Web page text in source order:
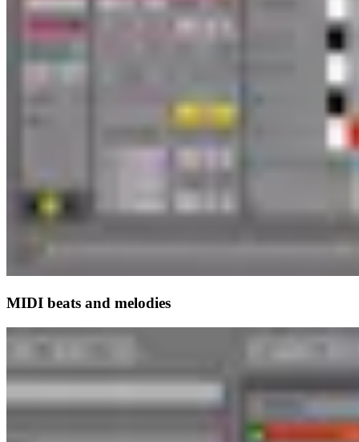
MIDI beats and melodies